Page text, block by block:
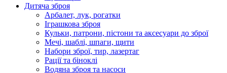
Дитяча зброя
Арбалет, лук, рогатки
Іграшкова зброя
Кульки, патрони, пістони та аксесуари до зброї
Мечі, шаблі, шпаги, щити
Набори зброї, тир, лазертаг
Рації та біноклі
Водяна зброя та насоси